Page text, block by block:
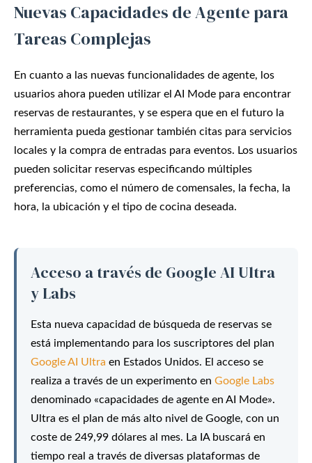
Nuevas Capacidades de Agente para
Tareas Complejas
En cuanto a las nuevas funcionalidades de agente, los
usuarios ahora pueden utilizar el AI Mode para encontrar
reservas de restaurantes, y se espera que en el futuro la
herramienta pueda gestionar también citas para servicios
locales y la compra de entradas para eventos. Los usuarios
pueden solicitar reservas especificando múltiples
preferencias, como el número de comensales, la fecha, la
hora, la ubicación y el tipo de cocina deseada.
Acceso a través de Google AI Ultra
y Labs
Esta nueva capacidad de búsqueda de reservas se
está implementando para los suscriptores del plan
Google AI Ultra en Estados Unidos. El acceso se
realiza a través de un experimento en Google Labs
denominado «capacidades de agente en AI Mode».
Ultra es el plan de más alto nivel de Google, con un
coste de 249,99 dólares al mes. La IA buscará en
tiempo real a través de diversas plataformas de